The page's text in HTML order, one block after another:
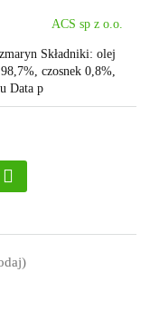
ACS sp z o.o.
Składniki: olej
czosnek 0,8%,
Data p